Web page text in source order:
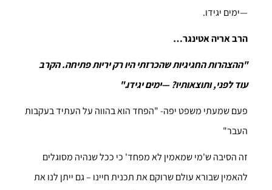
—ימים יגידו.
הרב אריה אטינגר…
"ההצהרות החגיגיות שהכרזתי היו רק יריות פתיחה. הקרב
עוד לפני, ותוצאותיו? —ימים יגידו."
פעם שמעתי משפט יפה- "הפחד הוא בהווה על העתיד בעקבות
העבר"
זה הסיבה ש'מי שמאמין לא מפחד' כי ככל שנהיה מסוגלים
להאמין שבורא עולם שרוקם את תכנית חיינו – גם ייתן לנו את